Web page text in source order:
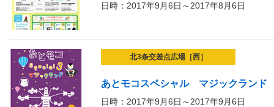
日時：2017年9月6日～2017年8月6日
北3条交差点広場［西］
あとモコスペシャル マジックランド
日時：2017年9月6日～2017年9月6日